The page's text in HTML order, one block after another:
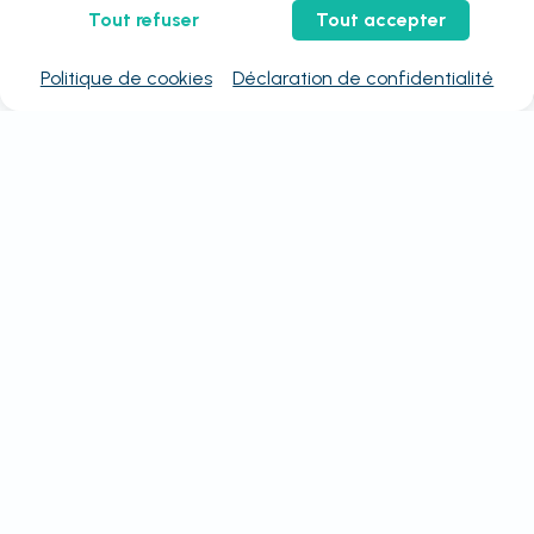
Tout refuser Tout accepter
Politique de cookies Déclaration de confidentialité